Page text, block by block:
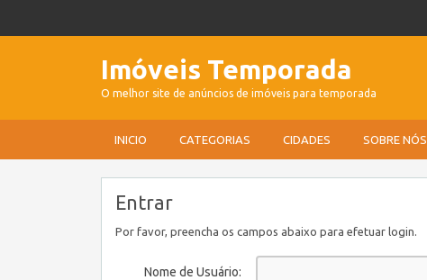
Imóveis Temporada
O melhor site de anúncios de imóveis para temporada
INICIO CATEGORIAS CIDADES SOBRE NÓS
Entrar
Por favor, preencha os campos abaixo para efetuar login.
Nome de Usuário: